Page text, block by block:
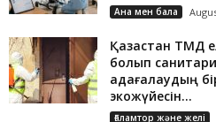
Ана мен бала
Қазақстан ТМД
болып
қадағалаудың
экожүйесін...
Ғаламтор және желі